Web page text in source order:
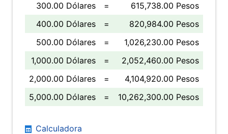
300.00 Dólares
=
615,738.00 Pesos
400.00 Dólares
=
820,984.00 Pesos
500.00 Dólares
=
1,026,230.00 Pesos
1,000.00 Dólares
=
2,052,460.00 Pesos
2,000.00 Dólares
=
4,104,920.00 Pesos
5,000.00 Dólares
= 10,262,300.00 Pesos
Calculadora